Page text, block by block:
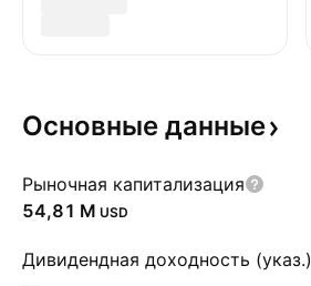
Основные данные
Рыночная капитализация
‪54,81 M‬ USD
Дивидендная доходность (указ.)